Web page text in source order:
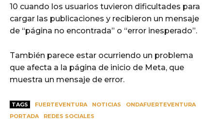
10 cuando los usuarios tuvieron dificultades para
cargar las publicaciones y recibieron un mensaje
de “página no encontrada” o “error inesperado”.
También parece estar ocurriendo un problema
que afecta a la página de inicio de Meta, que
muestra un mensaje de error.
TAGS FUERTEVENTURA NOTICIAS
ONDAFUERTEVENTURA
PORTADA
REDES SOCIALES